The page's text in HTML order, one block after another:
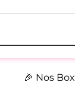
🎉 Nos Box